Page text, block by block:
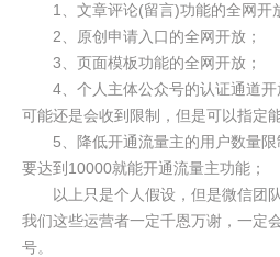
1、文章评论(留言)功能的全网开
2、原创申请入口的全网开放；
3、页面模板功能的全网开放；
4、个人主体公众号的认证通道开
可能还是会收到限制，但是可以指定
5、降低开通流量主的用户数量限
要达到10000就能开通流量主功能；
以上只是个人假设，但是微信团队
我们这些运营者一定千恩万谢，一定
号。